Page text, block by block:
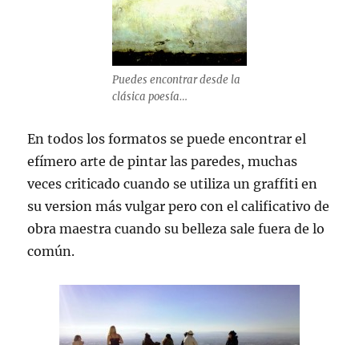
Puedes encontrar desde la
clásica poesía…
En todos los formatos se puede encontrar el
efímero arte de pintar las paredes, muchas
veces criticado cuando se utiliza un graffiti en
su version más vulgar pero con el calificativo de
obra maestra cuando su belleza sale fuera de lo
común.